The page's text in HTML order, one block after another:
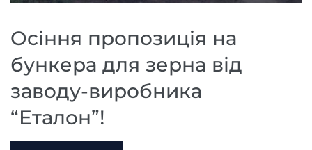
Осіння пропозиція на
бункера для зерна від
заводу-виробника
“Еталон”!